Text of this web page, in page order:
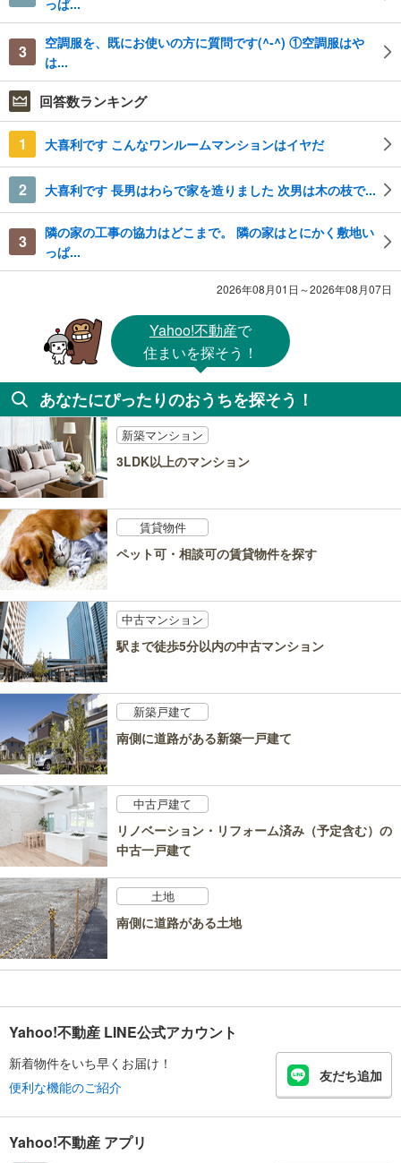
3
空調服を、既にお使いの方に質問です(^-^) ①空調服はや
は...
回答数ランキング
1 大喜利です こんなワンルームマンションはイヤだ
2 大喜利です 長男はわらで家を造りました 次男は木の枝で...
3
隣の家の工事の協力はどこまで。 隣の家はとにかく敷地い
っぱ...
2026年08月01日～2026年08月07日
Yahoo!不動産で
住まいを探そう！
あなたにぴったりのおうちを探そう！
新築マンション
3LDK以上のマンション
賃貸物件
ペット可・相談可の賃貸物件を探す
中古マンション
駅まで徒歩5分以内の中古マンション
新築戸建て
南側に道路がある新築一戸建て
中古戸建て
リノベーション・リフォーム済み（予定含む）の
中古一戸建て
土地
南側に道路がある土地
Yahoo!不動産 LINE公式アカウント
新着物件をいち早くお届け！
便利な機能のご紹介
友だち追加
Yahoo!不動産 アプリ